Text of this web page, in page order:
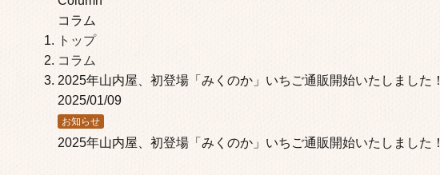
コラム
トップ
コラム
2025年山内屋、初登場「みくのか」いちご通販開始いたしました！
2025/01/09
お知らせ
2025年山内屋、初登場「みくのか」いちご通販開始いたしました！